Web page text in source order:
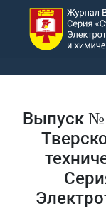
Выпуск №